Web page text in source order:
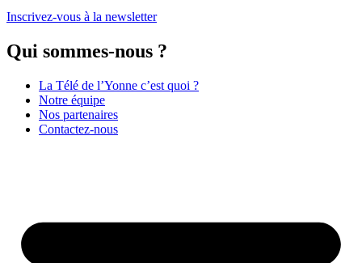
Inscrivez-vous à la newsletter
Qui sommes-nous ?
La Télé de l’Yonne c’est quoi ?
Notre équipe
Nos partenaires
Contactez-nous